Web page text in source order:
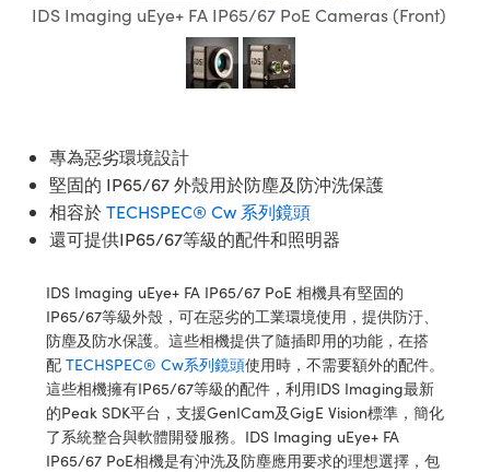
| 紅外線光學產品
| 超快光學
Sputtering) Coated Optics |
濺鍍）鍍膜光學元件
Isolators | 晶體和隔離器
Systems| 體視顯微鏡系統
Lenses | 變焦鏡頭模組
Targets | 顯微鏡標靶
Mechanics | 顯微鏡用結構件
and Couplers | 中繼鏡或耦合鏡
| Pixelink 相機
and Optomechanics |
Interface Cameras | 高速接口相
| 模擬相機
Components | 主動光學元件
Development Systems
Optical Company
Components
Labs™
and Production | 重新認證實
IDS Imaging uEye+ FA IP65/67 PoE Cameras (Front)
專為惡劣環境設計
堅固的 IP65/67 外殼用於防塵及防沖洗保護
相容於TECHSPEC® Cw 系列鏡頭
還可提供IP65/67等級的配件和照明器
IDS Imaging uEye+ FA IP65/67 PoE 相機具有堅固的
IP65/67等級外殼，可在惡劣的工業環境使用，提供防汙、
防塵及防水保護。這些相機提供了隨插即用的功能，在搭
配 TECHSPEC® Cw系列鏡頭使用時，不需要額外的配件。
這些相機擁有IP65/67等級的配件，利用IDS Imaging最新
的Peak SDK平台，支援GenICam及GigE Vision標準，簡化
了系統整合與軟體開發服務。IDS Imaging uEye+ FA
IP65/67 PoE相機是有沖洗及防塵應用要求的理想選擇，包